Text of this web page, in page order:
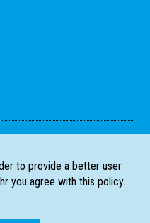
to provide a better user
you agree with this policy.